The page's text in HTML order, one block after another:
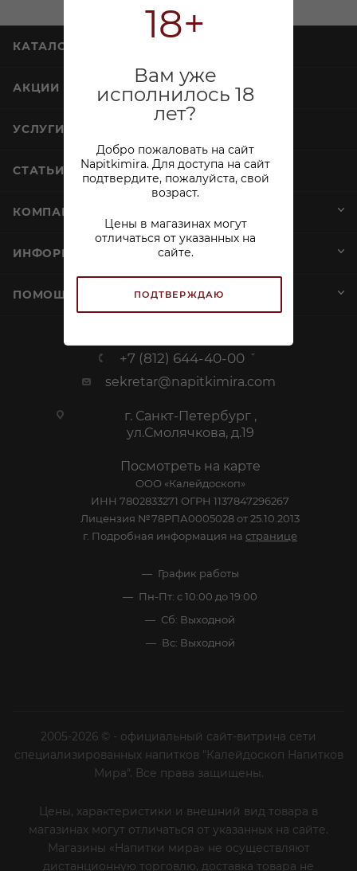
18+
Вам уже
исполнилось 18
лет?
Добро пожаловать на сайт
Napitkimira. Для доступа на сайт
подтвердите, пожалуйста, свой
возраст.
Цены в магазинах могут
отличаться от указанных на
сайте.
ПОДТВЕРЖДАЮ
КАТАЛОГ
АКЦИИ
УСЛУГИ
СТАТЬИ
КОМПАНИЯ
ИНФОРМАЦИЯ
ПОМОЩЬ И СЕРВИСЫ
+7 (812) 644-40-00
sekretar@napitkimira.com
г. Санкт-Петербург ,
ул.Смолячкова, д.19
Посмотреть на карте
ООО «Калейдоскоп»
ИНН 7802833271 ОГРН 1137847296267
Лицензия №78РПА0005028 от 25.10.2013
г. Подробная информация на странице
График работы
Пн-Пт: с 10:00 до 19:00
Сб: Выходной
Вс: Выходной
2005-2026 © - официальный сайт-витрина сети
специализированных напитков "Калейдоскоп Напитков
Мира". Все права защищены.
Цены, характеристики и внешний вид товара в
магазинах могут отличаться от указанных на сайте.
Магазины «Напитки мира» не осуществляют
дистанционную торговлю, доставка товара не